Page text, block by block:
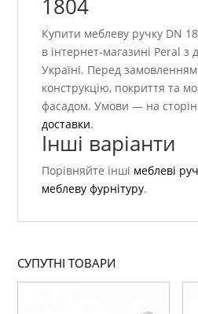
1804
Купити меблеву ручку DN
в інтернет-магазині Peral з
Україні. Перед замовленням
конструкцію, покриття та
фасадом. Умови — на
доставки.
Інші варіанти
Порівняйте інші меблеві
меблеву фурнітуру.
СУПУТНІ ТОВАРИ